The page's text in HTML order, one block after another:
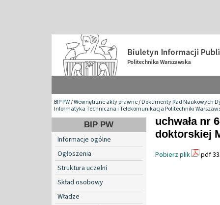
BIP PW/Wewnętrzne akty prawne/Dokumenty Rad Naukowych
Informatyka Techniczna i Telekomunikacja Politechniki
BIP PW
Informacje ogólne
Ogłoszenia
Struktura uczelni
Skład osobowy
Władze
uchwała nr
doktorskiej
Pobierz plik pdf